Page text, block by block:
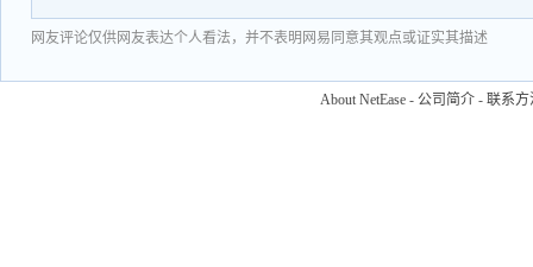
网友评论仅供网友表达个人看法，并不表明网易同意其观点或证实其描述
About NetEase - 公司简介 - 联系方